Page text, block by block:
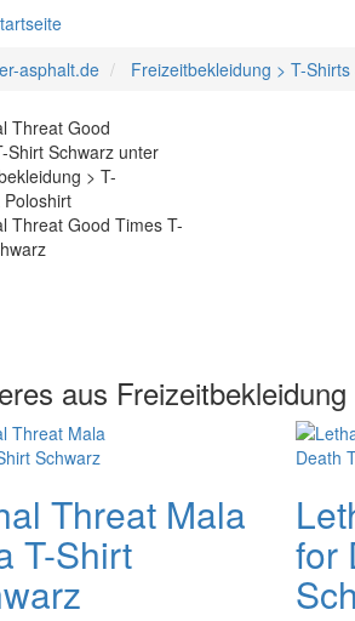
asphalt.de
Freizeitbekleidung > T-
aus
Threat Mala
T-Shirt for